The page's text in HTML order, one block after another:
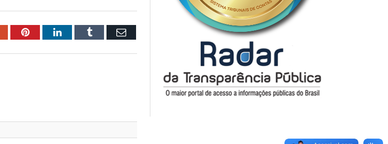
PinterestLinkedInTumblr Email